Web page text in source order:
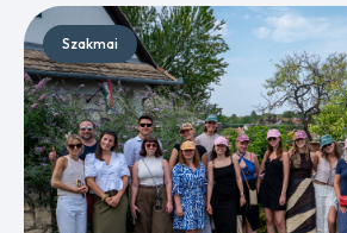
Szakmai